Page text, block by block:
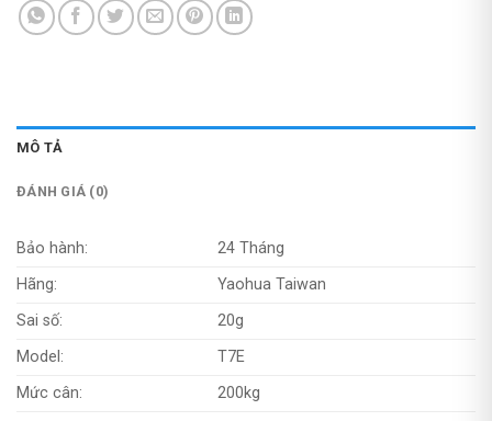
MÔ TẢ
ĐÁNH GIÁ (0)
Bảo hành:
24 Tháng
Hãng:
Yaohua Taiwan
Sai số:
20g
Model:
T7E
Mức cân:
200kg